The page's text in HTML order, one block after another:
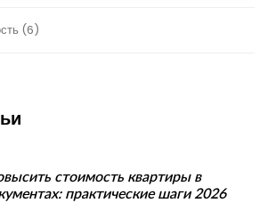
(6)
стоимость квартиры в
практические шаги 2026